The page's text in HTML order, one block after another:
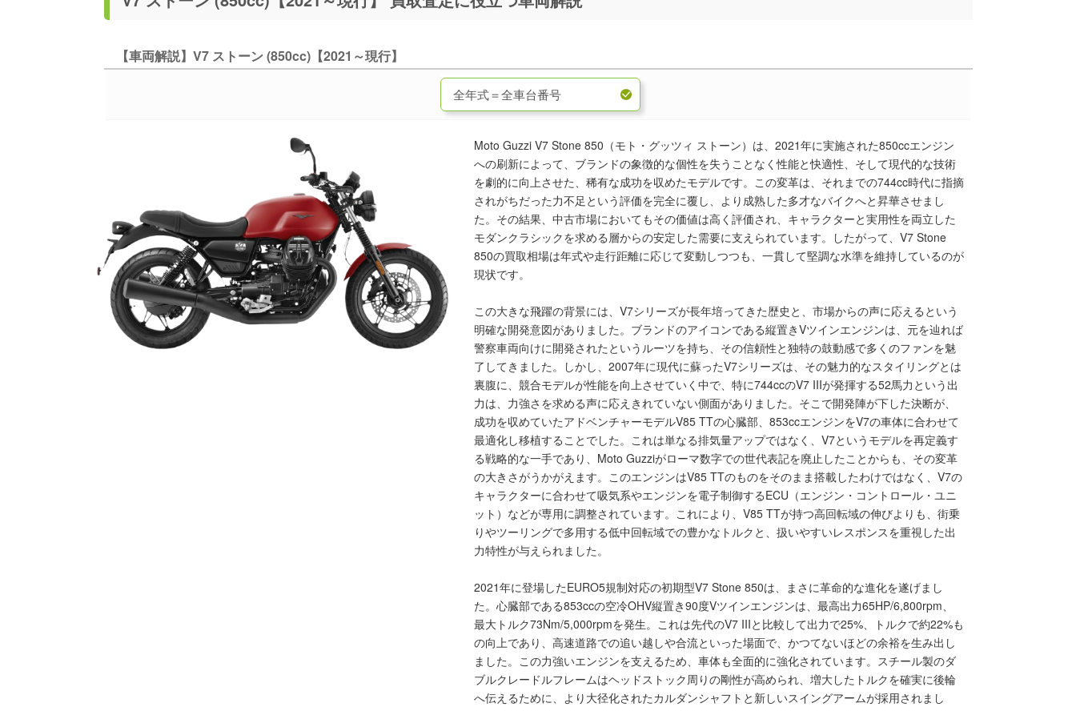
【車両解説】V7 ストーン (850cc)【2021～現行】
Moto Guzzi V7 Stone 850（モト・グッツィ ストーン）は、2021年に実施された850ccエンジン
への刷新によって、ブランドの象徴的な個性を失うことなく性能と快適性、そして現代的な技術
を劇的に向上させた、稀有な成功を収めたモデルです。この変革は、それまでの744cc時代に指摘
されがちだった力不足という評価を完全に覆し、より成熟した多才なバイクへと昇華させまし
た。その結果、中古市場においてもその価値は高く評価され、キャラクターと実用性を両立した
モダンクラシックを求める層からの安定した需要に支えられています。したがって、V7 Stone
850の買取相場は年式や走行距離に応じて変動しつつも、一貫して堅調な水準を維持しているのが
現状です。
この大きな飛躍の背景には、V7シリーズが長年培ってきた歴史と、市場からの声に応えるという
明確な開発意図がありました。ブランドのアイコンである縦置きVツインエンジンは、元を辿れば
警察車両向けに開発されたというルーツを持ち、その信頼性と独特の鼓動感で多くのファンを魅
了してきました。しかし、2007年に現代に蘇ったV7シリーズは、その魅力的なスタイリングとは
裏腹に、競合モデルが性能を向上させていく中で、特に744ccのV7 IIIが発揮する52馬力という出
力は、力強さを求める声に応えきれていない側面がありました。そこで開発陣が下した決断が、
成功を収めていたアドベンチャーモデルV85 TTの心臓部、853ccエンジンをV7の車体に合わせて
最適化し移植することでした。これは単なる排気量アップではなく、V7というモデルを再定義す
る戦略的な一手であり、Moto Guzziがローマ数字での世代表記を廃止したことからも、その変革
の大きさがうかがえます。このエンジンはV85 TTのものをそのまま搭載したわけではなく、V7の
キャラクターに合わせて吸気系やエンジンを電子制御するECU（エンジン・コントロール・ユニ
ット）などが専用に調整されています。これにより、V85 TTが持つ高回転域の伸びよりも、街乗
りやツーリングで多用する低中回転域での豊かなトルクと、扱いやすいレスポンスを重視した出
力特性が与えられました。
2021年に登場したEURO5規制対応の初期型V7 Stone 850は、まさに革命的な進化を遂げまし
た。心臓部である853ccの空冷OHV縦置き90度Vツインエンジンは、最高出力65HP/6,800rpm、
最大トルク73Nm/5,000rpmを発生。これは先代のV7 IIIと比較して出力で25%、トルクで約22%も
の向上であり、高速道路での追い越しや合流といった場面で、かつてないほどの余裕を生み出し
ました。この力強いエンジンを支えるため、車体も全面的に強化されています。スチール製のダ
ブルクレードルフレームはヘッドストック周りの剛性が高められ、増大したトルクを確実に後輪
へ伝えるために、より大径化されたカルダンシャフトと新しいスイングアームが採用されまし